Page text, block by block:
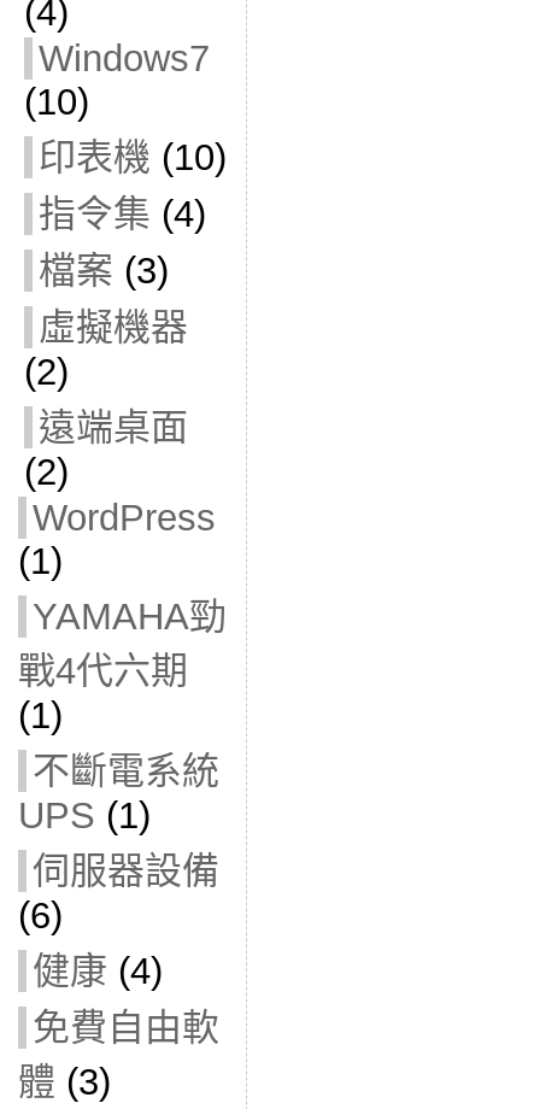
(4)
Windows7
(10)
印表機 (10)
指令集 (4)
檔案 (3)
虛擬機器
(2)
遠端桌面
(2)
WordPress
(1)
YAMAHA勁
戰4代六期
(1)
不斷電系統
UPS (1)
伺服器設備
(6)
健康 (4)
免費自由軟
體 (3)